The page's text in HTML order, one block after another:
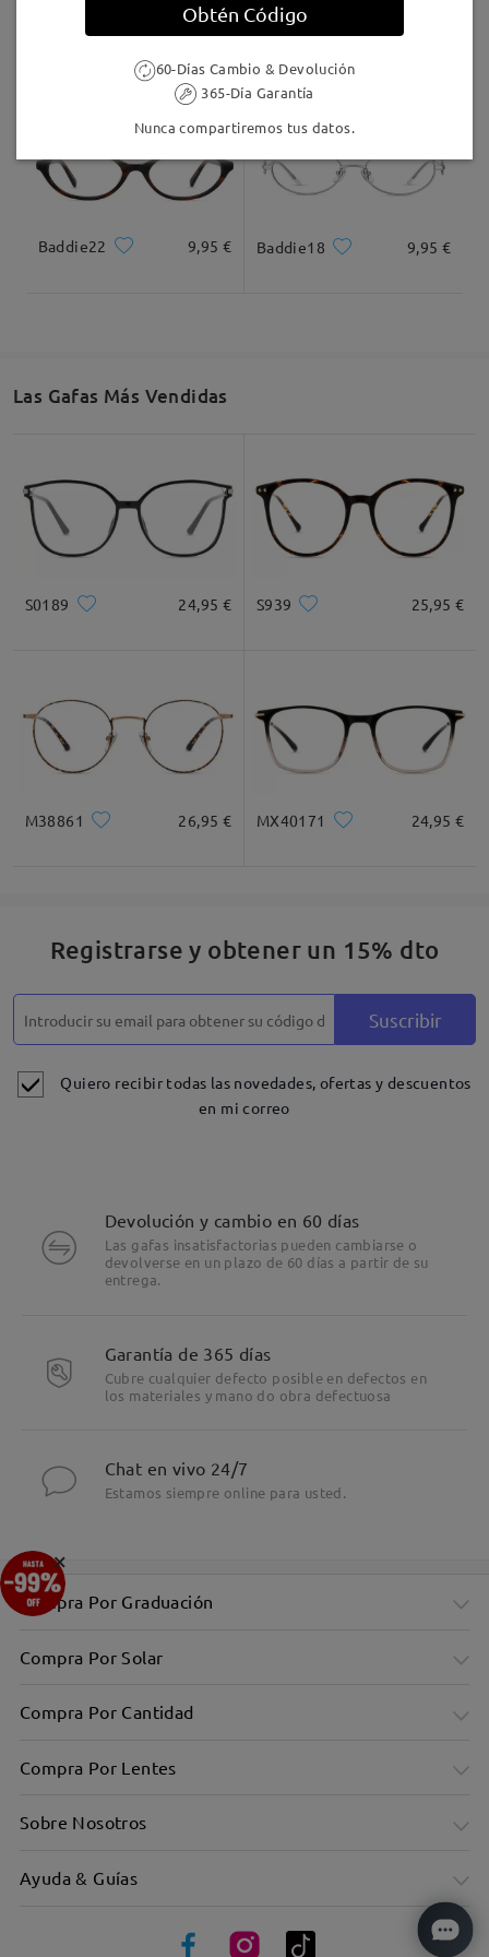
TR98447 21,95 € TR05252
Baddie22 9,95 € Baddie18 9,95 €
Las Gafas Más Vendidas
S0189 24,95 € S939 25,95 €
M38861 26,95 € MX40171 24,95 €
Registrarse y obtener un 15% dto
Suscribir
Quiero recibir todas las novedades, ofertas y descuentos
en mi correo
Devolución y cambio en 60 días
Las gafas insatisfactorias pueden cambiarse o
devolverse en un plazo de 60 días a partir de su
entrega.
Garantía de 365 días
Cubre cualquier defecto posible en defectos en
los materiales y mano do obra defectuosa
Chat en vivo 24/7
Estamos siempre online para usted.
Compra Por Graduación
Compra Por Solar
Compra Por Cantidad
Compra Por Lentes
Sobre Nosotros
Ayuda & Guías
×
Obtén Código
60-Días Cambio & Devolución
365-Día Garantía
Nunca compartiremos tus datos.